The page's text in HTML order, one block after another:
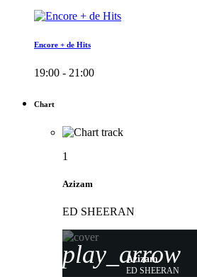
Encore + de Hits
19:00 - 21:00
Chart
1
Azizam
ED SHEERAN
play_arrow
Azizam
ED SHEERAN